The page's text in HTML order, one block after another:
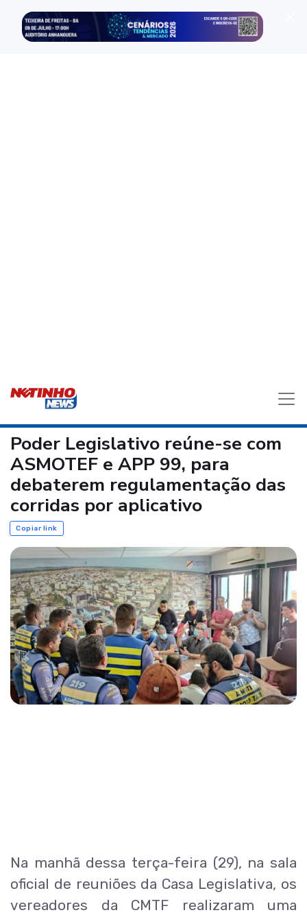
Poder Legislativo reúne-se com
ASMOTEF e APP 99, para
debaterem regulamentação das
corridas por aplicativo
Copiar link
Na manhã dessa terça-feira (29), na sala
oficial de reuniões da Casa Legislativa, os
vereadores da CMTF realizaram uma